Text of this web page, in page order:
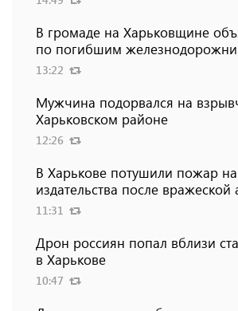
В громаде на Харьковщине
по погибшим
13:22
Мужчина подорвался на
Харьковском районе
12:26
В Харькове потушили пожар на
издательства после вражеской
11:31
Дрон россиян попал вблизи
в Харькове
10:47